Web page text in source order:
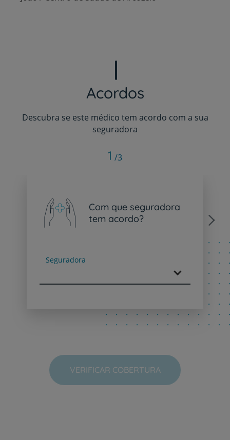
Acordos
Descubra se este médico tem acordo com a sua
seguradora
Com que seguradora
tem acordo?
Seguradora
Next
1 /3
VERIFICAR COBERTURA